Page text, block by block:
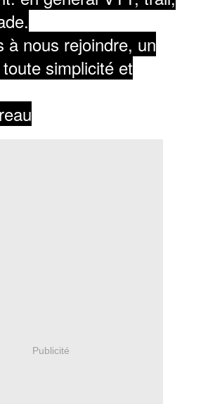
à nous rejoindre, un
simplicité et
Publicité